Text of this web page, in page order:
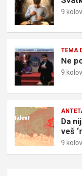
9
TEMA
Ne
9
Da
veš
9